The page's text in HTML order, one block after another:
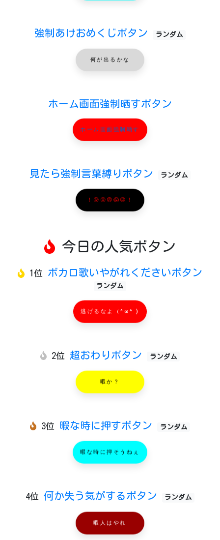
強制あけおめくじボタン ランダム
何が出るかな
ホーム画面強制晒すボタン
ホーム画面強制晒す
見たら強制言葉縛りボタン ランダム
！😰😵😨😱😡！
今日の人気ボタン
1位 ボカロ歌いやがれくださいボタン
ランダム
逃げるなよ（^ω^ )
2位 超おわりボタン ランダム
暇か？
3位 暇な時に押すボタン ランダム
暇な時に押そうねぇ
4位 何か失う気がするボタン ランダム
暇人はやれ